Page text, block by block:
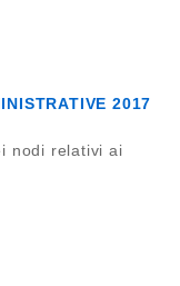
2017